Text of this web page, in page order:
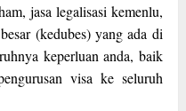
jasa legalisasi kemenlu,
(kedubes) yang ada di
keperluan anda, baik
visa ke seluruh